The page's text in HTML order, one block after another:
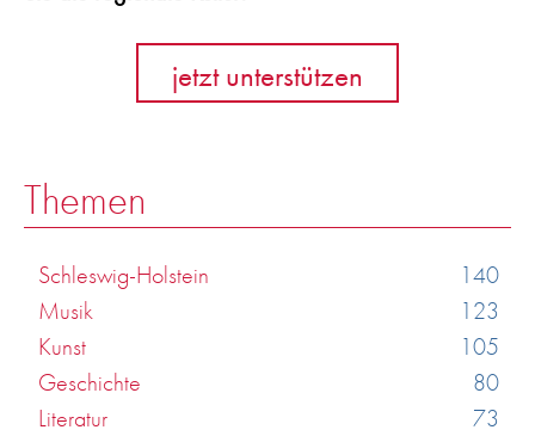
jetzt unterstützen
Themen
Schleswig-Holstein
140
Musik
123
Kunst
105
Geschichte
80
Literatur
73